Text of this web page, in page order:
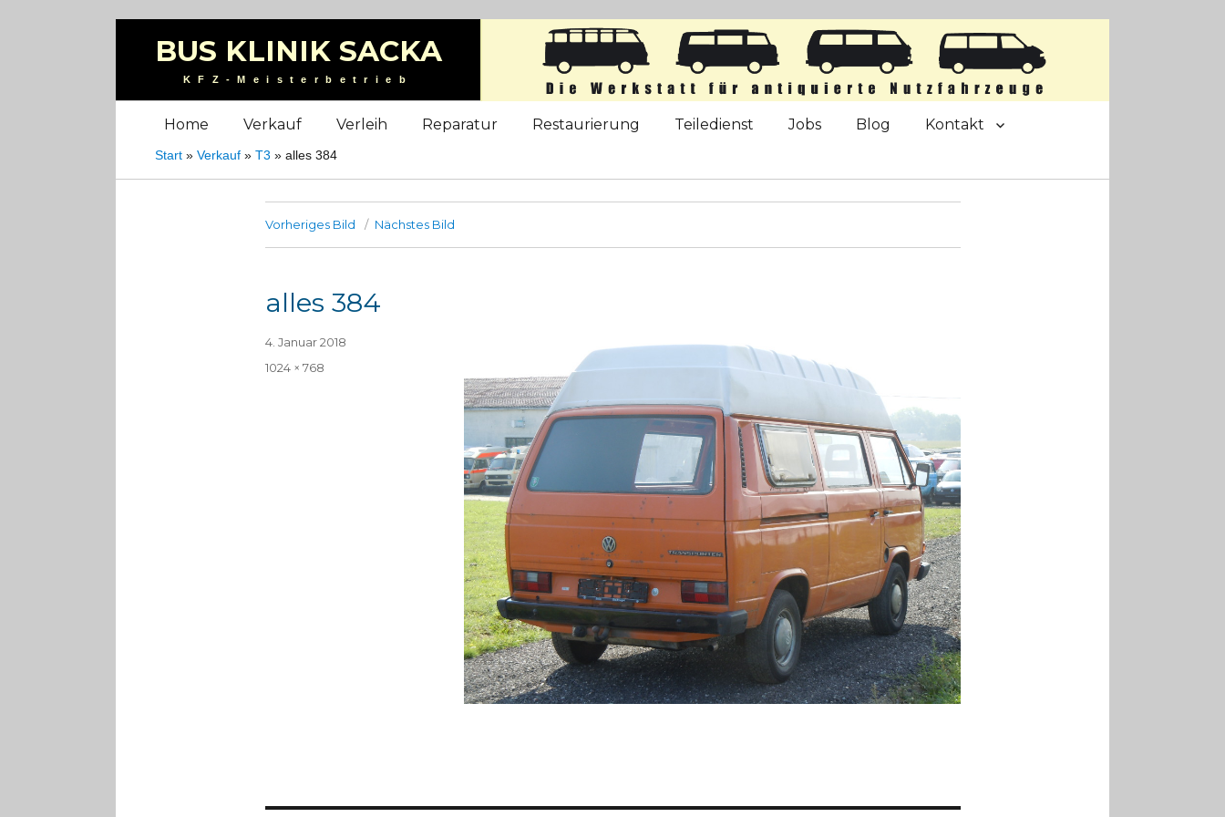
BUS KLINIK SACKA
KFZ-Meisterbetrieb
Home Verkauf Verleih Reparatur Restaurierung Teiledienst Jobs Blog Kontakt
Start »Verkauf »T3 »alles 384
Vorheriges Bild Nächstes Bild
alles 384
Veröffentlicht
4. Januar 2018
Volle
1024 × 768